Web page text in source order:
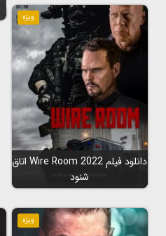
ویژه
دانلود فیلم Wire Room 2022 اتاق
شنود
ویژه